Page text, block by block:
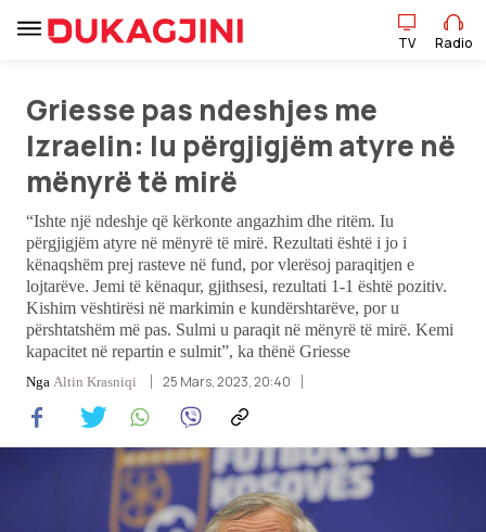
Lajme
Sport
Pikëpamje
Art Jete
Kulturë
TV Radio
Griesse pas ndeshjes me
Izraelin: Iu përgjigjëm atyre në
mënyrë të mirë
“Ishte një ndeshje që kërkonte angazhim dhe ritëm. Iu
përgjigjëm atyre në mënyrë të mirë. Rezultati është i jo i
kënaqshëm prej rasteve në fund, por vlerësoj paraqitjen e
lojtarëve. Jemi të kënaqur, gjithsesi, rezultati 1-1 është pozitiv.
Kishim vështirësi në markimin e kundërshtarëve, por u
përshtatshëm më pas. Sulmi u paraqit në mënyrë të mirë. Kemi
kapacitet në repartin e sulmit”, ka thënë Griesse
Nga Altin Krasniqi 25 Mars, 2023, 20:40